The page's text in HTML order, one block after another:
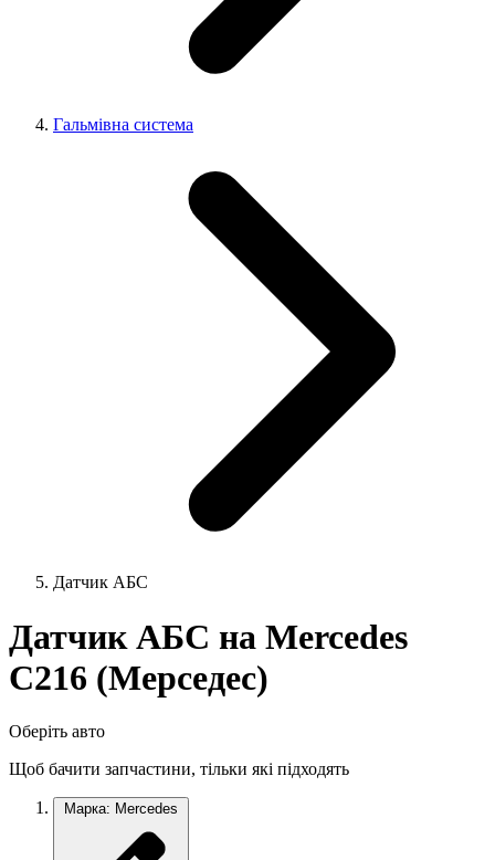
Гальмівна система
Датчик АБС
Датчик АБС на Mercedes
C216 (Мерседес)
Оберіть авто
Щоб бачити запчастини, тільки які підходять
Марка: Mercedes